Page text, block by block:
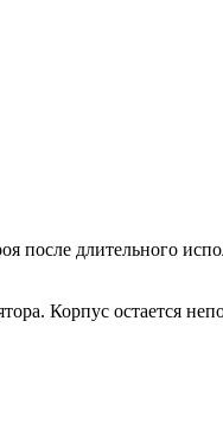
длительного
Корпус остается